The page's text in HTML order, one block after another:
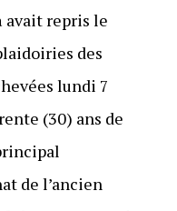
avait repris le
des
lundi 7
(30) ans de
de l’ancien